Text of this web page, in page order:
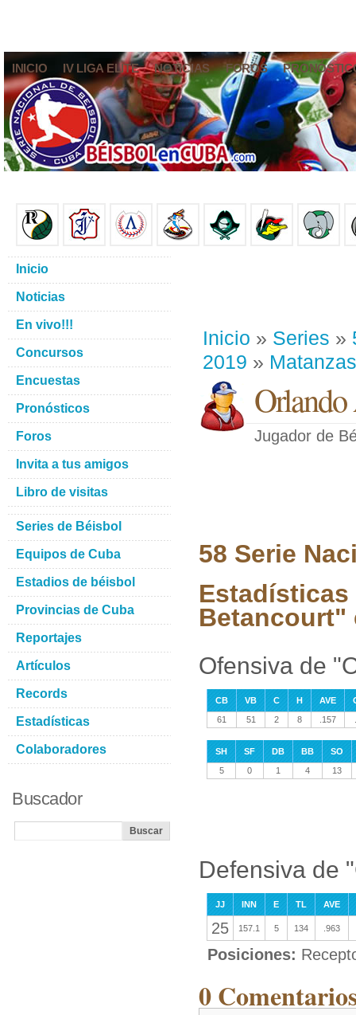
INICIO IV LIGA ELITE NOTICIAS FOROS
Inicio » Series »
2019 » Matanzas
Jugador de
58 Serie
Betancourt"
Ofensiva de
CB VB C H AVE
61
51 2 8 .157
SH SF DB BB
SO
5
0 1 4 13
Defensiva de
JJ INN E TL AVE
25 157.1 5 134 .963
Posiciones:
0
Inicio
Noticias
En vivo!!!
Concursos
Encuestas
Pronósticos
Foros
Invita a tus amigos
Libro de visitas
Series de Béisbol
Equipos de Cuba
Estadios de béisbol
Provincias de Cuba
Reportajes
Artículos
Records
Estadísticas
Colaboradores
Buscador